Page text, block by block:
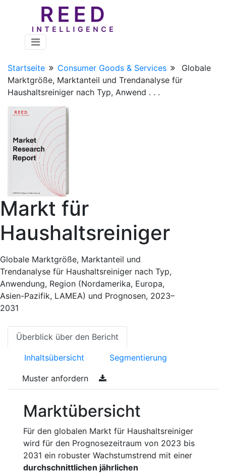
Startseite Consumer Goods & Services
Globale
Marktgröße, Marktanteil und Trendanalyse für
Haushaltsreiniger nach Typ, Anwend . . .
Markt für
Haushaltsreiniger
Globale Marktgröße, Marktanteil und
Trendanalyse für Haushaltsreiniger nach Typ,
Anwendung, Region (Nordamerika, Europa,
Asien-Pazifik, LAMEA) und Prognosen, 2023–
2031
Überblick über den Bericht
Inhaltsübersicht Segmentierung
Muster anfordern
Marktübersicht
Für den globalen Markt für Haushaltsreiniger
wird für den Prognosezeitraum von 2023 bis
2031 ein robuster Wachstumstrend mit einer
durchschnittlichen jährlichen